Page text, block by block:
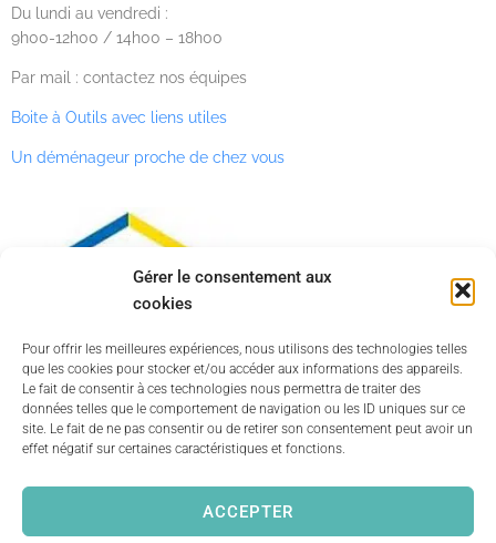
Gérer le consentement aux
cookies
Pour offrir les meilleures expériences, nous utilisons des technologies telles
que les cookies pour stocker et/ou accéder aux informations des appareils.
Le fait de consentir à ces technologies nous permettra de traiter des
données telles que le comportement de navigation ou les ID uniques sur ce
site. Le fait de ne pas consentir ou de retirer son consentement peut avoir un
effet négatif sur certaines caractéristiques et fonctions.
ACCEPTER
Du lundi au vendredi :
9h00-12h00 / 14h00 – 18h00
Par mail : contactez nos équipes
Boite à Outils avec liens utiles
Un déménageur proche de chez vous
© Chatti Déménagement 2019 tous droits réservés – Site web